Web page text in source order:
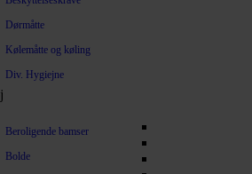
Dørmåtte
Kølemåtte og køling
Div. Hygiejne
Beroligende bamser
Bolde